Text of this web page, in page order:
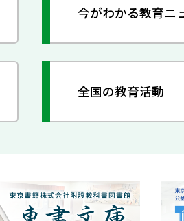
今がわかる教育ニ
全国の教育活動